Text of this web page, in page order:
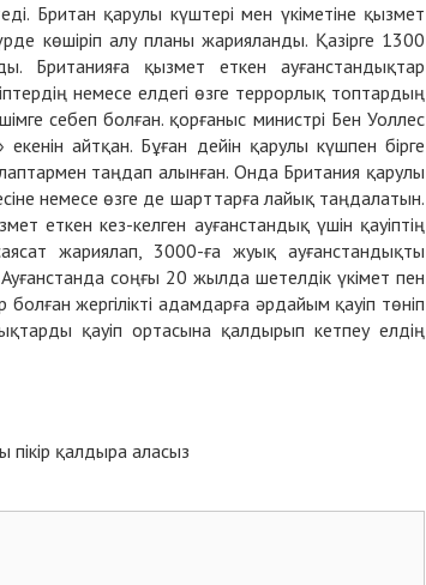
Британ қарулы күштері мен үкіметіне қызмет
көшіріп алу планы жарияланды. Қазірге 1300
Британияға қызмет еткен ауғанстандықтар
немесе елдегі өзге террорлық топтардың
себеп болған. қорғаныс министрі Бен Уоллес
айтқан. Бұған дейін қарулы күшпен бірге
таңдап алынған. Онда Британия қарулы
немесе өзге де шарттарға лайық таңдалатын.
еткен кез-келген ауғанстандық үшін қауіптің
жариялап, 3000-ға жуық ауғанстандықты
соңғы 20 жылда шетелдік үкімет пен
жергілікті адамдарға әрдайым қауіп төніп
қауіп ортасына қалдырып кетпеу елдің
пікір қалдыра аласыз